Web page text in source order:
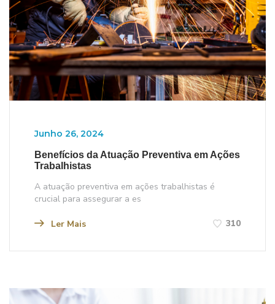
Junho 26, 2024
Benefícios da Atuação Preventiva em Ações
Trabalhistas
A atuação preventiva em ações trabalhistas é
crucial para assegurar a es
Ler Mais 310